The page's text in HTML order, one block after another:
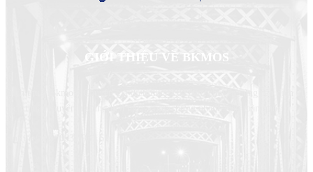
GIỚI THIỆU VỀ BKMOS